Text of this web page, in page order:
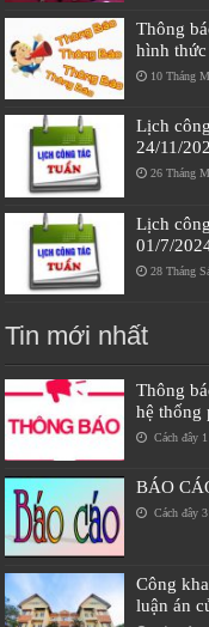
Thông
hình
10 Tháng
Lịch
24/11/
26 Tháng
Lịch
01/7/
28 Tháng
Tin mới nhất
Thông
hệ thống
Cách đây
BÁO
Cách đây
Công
luận án